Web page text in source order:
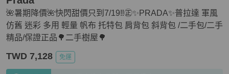
🌺暑期降價🌺快閃甜價只到7/19‼️㊣✨PRADA✨普拉達 軍風
仿舊 迷彩 多用 輕量 帆布 托特包 肩背包 斜背包 /二手包/二手
精品/保證正品🌳二手樹屋🌳
TWD 7,128 免運